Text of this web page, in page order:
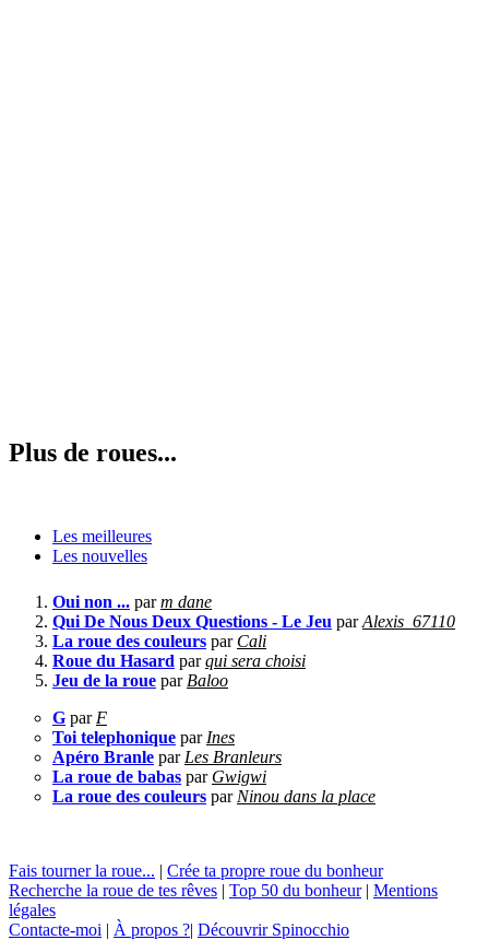
Plus de roues...
Les meilleures
Les nouvelles
Oui non ... parm dane
Qui De Nous Deux Questions - Le Jeu parAlexis_67110
La roue des couleurs par Cali
Roue du Hasard parqui sera choisi
Jeu de la roue par Baloo
G par F
Toi telephonique par Ines
Apéro Branle par Les Branleurs
La roue de babas par Gwigwi
La roue des couleurs par Ninou dans la place
Fais tourner la roue... | Crée ta propre roue du bonheur
Recherche la roue de tes rêves | Top 50 du bonheur| Mentions
légales
Contacte-moi | À propos ?| Découvrir Spinocchio